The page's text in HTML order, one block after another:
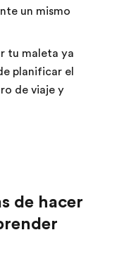
un mismo
tu maleta ya
planificar el
de viaje y
de hacer